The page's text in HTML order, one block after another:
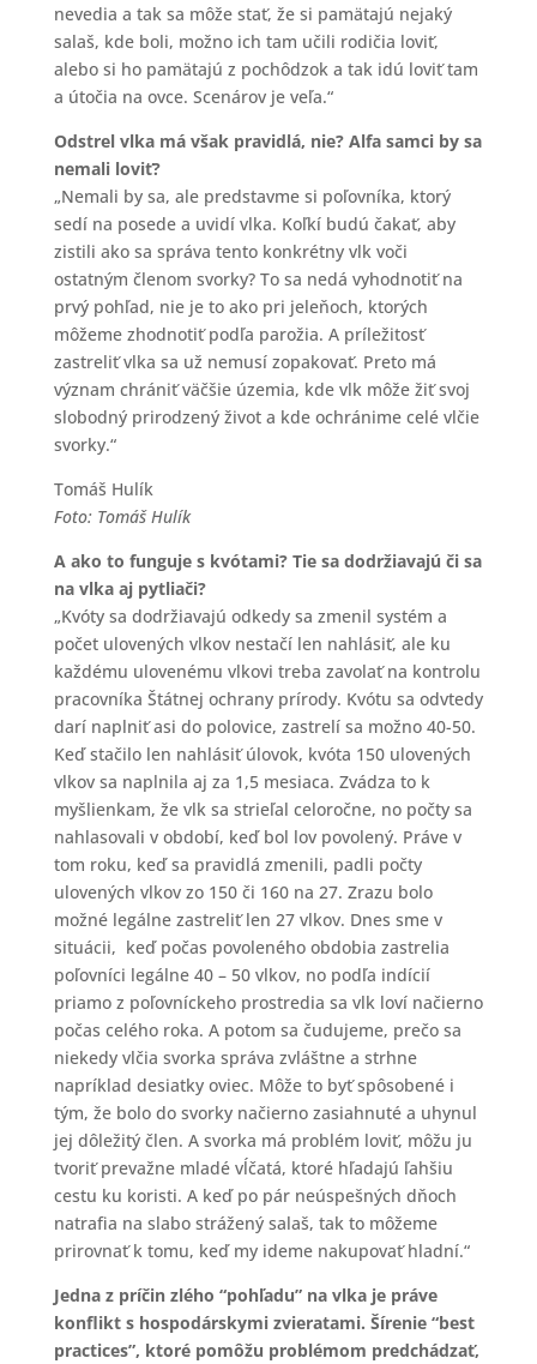
nevedia a tak sa môže stať, že si pamätajú nejaký
salaš, kde boli, možno ich tam učili rodičia loviť,
alebo si ho pamätajú z pochôdzok a tak idú loviť tam
a útočia na ovce. Scenárov je veľa.“
Odstrel vlka má však pravidlá, nie? Alfa samci by sa
nemali loviť?
„Nemali by sa, ale predstavme si poľovníka, ktorý
sedí na posede a uvidí vlka. Koľkí budú čakať, aby
zistili ako sa správa tento konkrétny vlk voči
ostatným členom svorky? To sa nedá vyhodnotiť na
prvý pohľad, nie je to ako pri jeleňoch, ktorých
môžeme zhodnotiť podľa parožia. A príležitosť
zastreliť vlka sa už nemusí zopakovať. Preto má
význam chrániť väčšie územia, kde vlk môže žiť svoj
slobodný prirodzený život a kde ochránime celé vlčie
svorky.“
Tomáš Hulík
Foto: Tomáš Hulík
A ako to funguje s kvótami? Tie sa dodržiavajú či sa
na vlka aj pytliači?
„Kvóty sa dodržiavajú odkedy sa zmenil systém a
počet ulovených vlkov nestačí len nahlásiť, ale ku
každému ulovenému vlkovi treba zavolať na kontrolu
pracovníka Štátnej ochrany prírody. Kvótu sa odvtedy
darí naplniť asi do polovice, zastrelí sa možno 40-50.
Keď stačilo len nahlásiť úlovok, kvóta 150 ulovených
vlkov sa naplnila aj za 1,5 mesiaca. Zvádza to k
myšlienkam, že vlk sa strieľal celoročne, no počty sa
nahlasovali v období, keď bol lov povolený. Práve v
tom roku, keď sa pravidlá zmenili, padli počty
ulovených vlkov zo 150 či 160 na 27. Zrazu bolo
možné legálne zastreliť len 27 vlkov. Dnes sme v
situácii, keď počas povoleného obdobia zastrelia
poľovníci legálne 40 – 50 vlkov, no podľa indícií
priamo z poľovníckeho prostredia sa vlk loví načierno
počas celého roka. A potom sa čudujeme, prečo sa
niekedy vlčia svorka správa zvláštne a strhne
napríklad desiatky oviec. Môže to byť spôsobené i
tým, že bolo do svorky načierno zasiahnuté a uhynul
jej dôležitý člen. A svorka má problém loviť, môžu ju
tvoriť prevažne mladé vĺčatá, ktoré hľadajú ľahšiu
cestu ku koristi. A keď po pár neúspešných dňoch
natrafia na slabo strážený salaš, tak to môžeme
prirovnať k tomu, keď my ideme nakupovať hladní.“
Jedna z príčin zlého “pohľadu” na vlka je práve
konflikt s hospodárskymi zvieratami. Šírenie “best
practices”, ktoré pomôžu problémom predchádzať,